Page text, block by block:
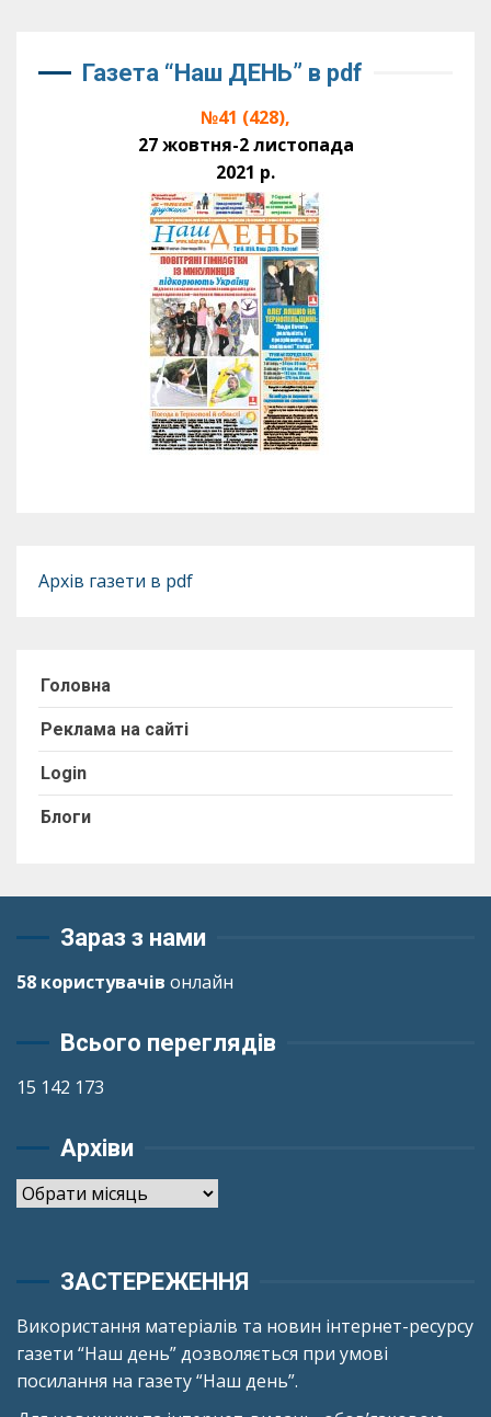
Газета “Наш ДЕНЬ” в pdf
№41 (428),
27 жовтня-2 листопада
2021 р.
Архів газети в pdf
Головна
Реклама на сайті
Login
Блоги
Зараз з нами
58 користувачів онлайн
Всього переглядів
15 142 173
Архіви
Архіви
ЗАСТЕРЕЖЕННЯ
Використання матеріалів та новин інтернет-ресурсу
газети “Наш день” дозволяється при умові
посилання на газету “Наш день”.